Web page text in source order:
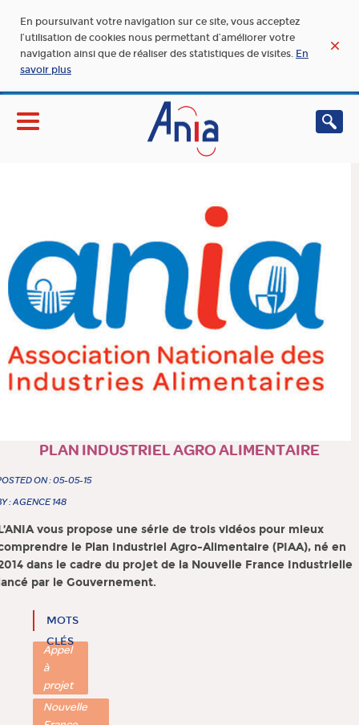
En poursuivant votre navigation sur ce site, vous acceptez
l’utilisation de cookies nous permettant d’améliorer votre
navigation ainsi que de réaliser des statistiques de visites. En
savoir plus
PLAN INDUSTRIEL AGRO ALIMENTAIRE
ON : 05-05-15
: AGENCE 148
vous propose une série de trois vidéos pour mieux
le Plan Industriel Agro-Alimentaire (PIAA), né en
dans le cadre du projet de la Nouvelle France Industrielle
par le Gouvernement.
MOTS
CLÉS
Appel
à
projet
Nouvelle